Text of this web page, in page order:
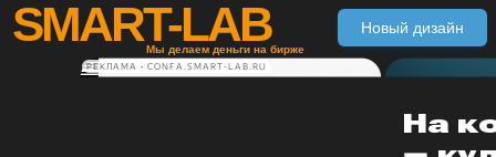
SMART-LAB
Мы делаем деньги на бирже
Новый дизайн
РЕКЛАМА • CONFA.SMART-LAB.RU